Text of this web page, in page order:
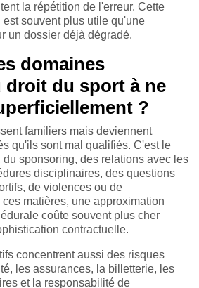
la répétition de l'erreur. Cette
est souvent plus utile qu'une
un dossier déjà dégradé.
domaines
droit du sport à ne
?
familiers mais deviennent
qu'ils sont mal qualifiés. C'est le
sponsoring, des relations avec les
disciplinaires, des questions
de violences ou de
matières, une approximation
coûte souvent plus cher
contractuelle.
concentrent aussi des risques
les assurances, la billetterie, les
et la responsabilité de